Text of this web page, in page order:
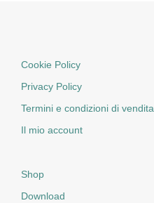
Cookie Policy
Privacy Policy
Termini e condizioni di vendita
Il mio account
Shop
Download